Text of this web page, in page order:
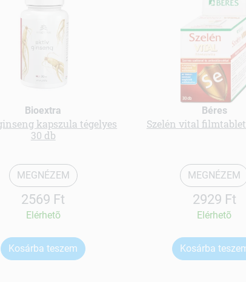
Bioextra
kapszula tégelyes
30 db
MEGNÉZEM
2569 Ft
Elérhetõ
Kosárba teszem
Béres
Szelén vital
MEGNÉZEM
2929 Ft
Elérhetõ
Kosárba